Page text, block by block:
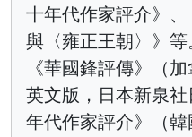
十年代作家評介》
與〈雍正王朝〉》
《華國鋒評傳》（
英文版，日本新泉
年代作家評介》（